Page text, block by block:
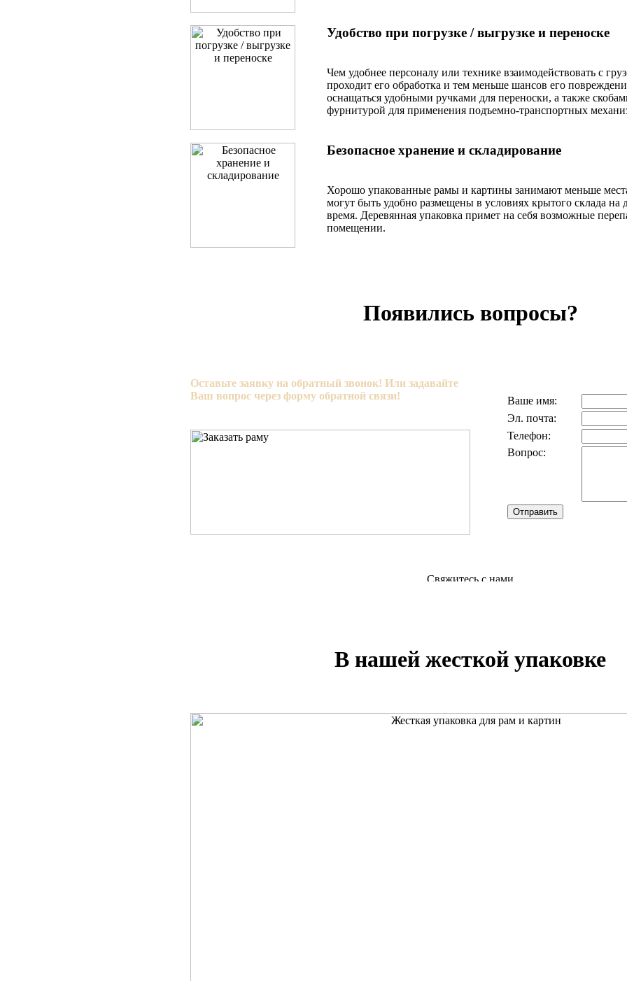
Удобство при погрузке / выгрузке и переноске
Чем удобнее персоналу или технике взаимодействовать с
проходит его обработка и тем меньше шансов его
оснащаться удобными ручками для переноски, а также
фурнитурой для применения подъемно-транспортных
Безопасное хранение и складирование
Хорошо упакованные рамы и картины занимают меньше
могут быть удобно размещены в условиях крытого склада на
время. Деревянная упаковка примет на себя возможные
помещении.
Появились вопросы?
Оставьте заявку на обратный звонок! Или задавайте
Ваш вопрос через форму обратной связи!
Ваше имя:
Эл. почта:
Телефон:
Вопрос:
В нашей жесткой упаковке